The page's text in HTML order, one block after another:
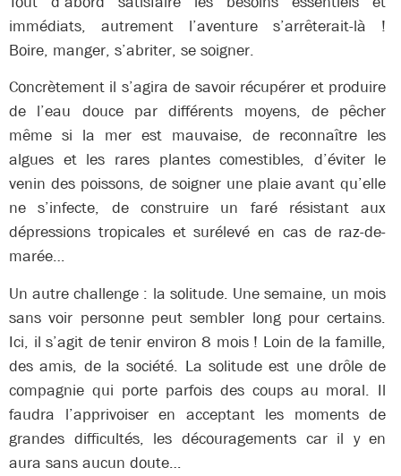
immédiats, autrement l’aventure s’arrêterait-là !
Boire, manger, s’abriter, se soigner.
Concrètement il s’agira de savoir récupérer et produire
de l’eau douce par différents moyens, de pêcher
même si la mer est mauvaise, de reconnaître les
algues et les rares plantes comestibles, d’éviter le
venin des poissons, de soigner une plaie avant qu’elle
ne s’infecte, de construire un faré résistant aux
dépressions tropicales et surélevé en cas de raz-de-
marée…
Un autre challenge : la solitude. Une semaine, un mois
sans voir personne peut sembler long pour certains.
Ici, il s’agit de tenir environ 8 mois ! Loin de la famille,
des amis, de la société. La solitude est une drôle de
compagnie qui porte parfois des coups au moral. Il
faudra l’apprivoiser en acceptant les moments de
grandes difficultés, les découragements car il y en
aura sans aucun doute…